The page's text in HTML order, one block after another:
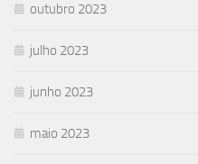
outubro 2023
julho 2023
junho 2023
maio 2023